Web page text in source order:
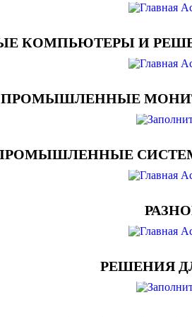
КОМПЬЮТЕРЫ И
ПРОМЫШЛЕННЫЕ
РЕШЕНИЯ